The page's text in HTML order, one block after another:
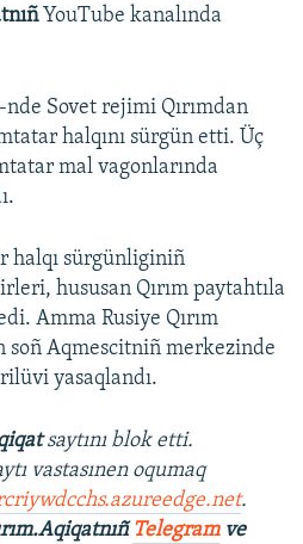
YouTube kanalında
nde Sovet rejimi Qırımdan
halqını sürgün etti. Üç
mal vagonlarında
halqı sürgünliginiñ
hususan Qırım paytahtıla
Amma Rusiye Qırım
soñ Aqmescitniñ merkezinde
yasaqlandı.
saytını blok etti.
vastasınen oqumaq
.
Telegramve